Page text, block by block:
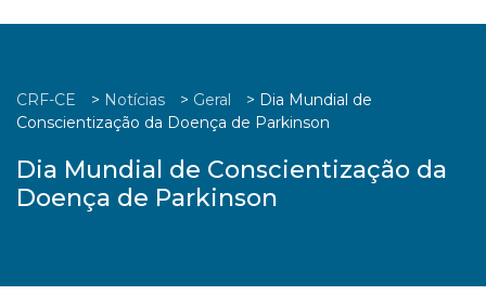
CRF-CE > Notícias > Geral > Dia Mundial de
Conscientização da Doença de Parkinson
Dia Mundial de Conscientização da
Doença de Parkinson